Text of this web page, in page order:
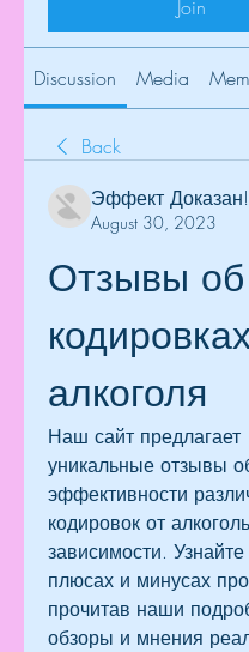
Join
Discussion Media
Back
Эффект Доказан!
August 30, 2023
Отзывы об
алкоголя
Наш сайт предлагает
уникальные отзывы
эффективности
кодировок от
зависимости.
плюсах и минусах
прочитав наши
обзоры и мнения